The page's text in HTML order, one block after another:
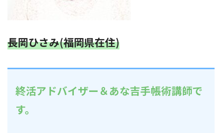
長岡ひさみ(福岡県在住)
終活アドバイザー＆あな吉手帳術講師で
す。